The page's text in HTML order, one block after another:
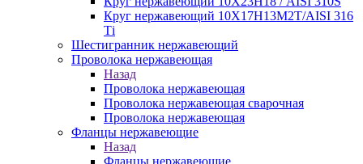
Круг нержавеющий 10Х17Н13М2Т/AISI 316
Тi
Шестигранник нержавеющий
Проволока нержавеющая
Назад
Проволока нержавеющая
Проволока нержавеющая сварочная
Проволока нержавеющая
Фланцы нержавеющие
Назад
Фланцы нержавеющие